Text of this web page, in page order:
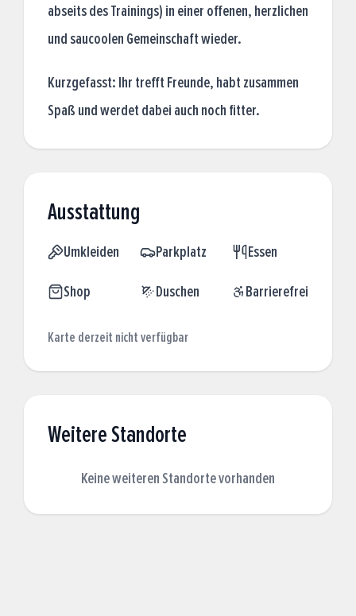
abseits des Trainings) in einer offenen, herzlichen
und saucoolen Gemeinschaft wieder.
Kurzgefasst: Ihr trefft Freunde, habt zusammen
Spaß und werdet dabei auch noch fitter.
Ausstattung
Umkleiden Parkplatz Essen
Shop Duschen Barrierefrei
Karte derzeit nicht verfügbar
Weitere Standorte
Keine weiteren Standorte vorhanden